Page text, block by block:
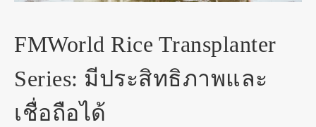
FMWorld Rice Transplanter
Series: มีประสิทธิภาพและ
เชื่อถือได้